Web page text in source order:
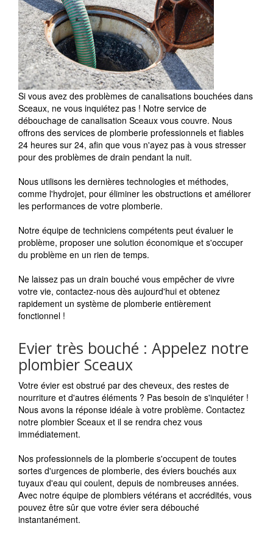
Si vous avez des problèmes de canalisations bouchées dans
Sceaux, ne vous inquiétez pas ! Notre service de
débouchage de canalisation Sceaux vous couvre. Nous
offrons des services de plomberie professionnels et fiables
24 heures sur 24, afin que vous n'ayez pas à vous stresser
pour des problèmes de drain pendant la nuit.
Nous utilisons les dernières technologies et méthodes,
comme l'hydrojet, pour éliminer les obstructions et améliorer
les performances de votre plomberie.
Notre équipe de techniciens compétents peut évaluer le
problème, proposer une solution économique et s'occuper
du problème en un rien de temps.
Ne laissez pas un drain bouché vous empêcher de vivre
votre vie, contactez-nous dès aujourd'hui et obtenez
rapidement un système de plomberie entièrement
fonctionnel !
Evier très bouché : Appelez notre
plombier Sceaux
Votre évier est obstrué par des cheveux, des restes de
nourriture et d'autres éléments ? Pas besoin de s'inquiéter !
Nous avons la réponse idéale à votre problème. Contactez
notre plombier Sceaux et il se rendra chez vous
immédiatement.
Nos professionnels de la plomberie s'occupent de toutes
sortes d'urgences de plomberie, des éviers bouchés aux
tuyaux d'eau qui coulent, depuis de nombreuses années.
Avec notre équipe de plombiers vétérans et accrédités, vous
pouvez être sûr que votre évier sera débouché
instantanément.